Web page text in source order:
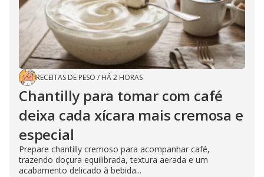
RECEITAS DE PESO / HÁ 2 HORAS
Chantilly para tomar com café
deixa cada xícara mais cremosa e
especial
Prepare chantilly cremoso para acompanhar café,
trazendo doçura equilibrada, textura aerada e um
acabamento delicado à bebida...